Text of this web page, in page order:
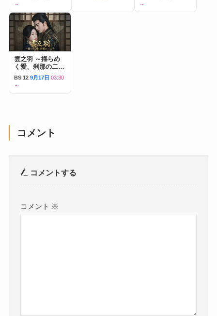
～
～
雲之羽 ～揺らめ
く愛、刹那の二人
～
BS 12 9月17日 03:30
～
コメント
コメントする
コメント ※